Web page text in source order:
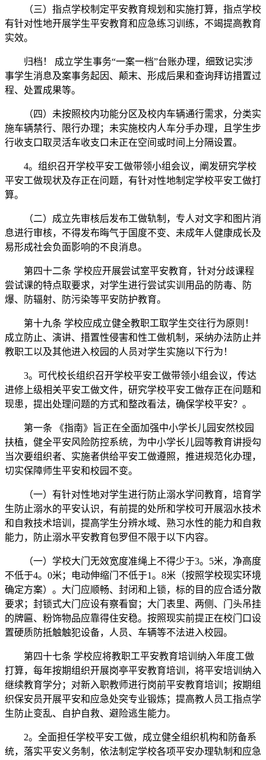
（三）指点学校制定平安教育规划和实施打算，指点学校
有针对性地开展学生平安教育和应急练习训练，不竭提高教育
实效。
归档！ 成立学生事务“一案一档”台账办理，细致记实涉
事学生消息及案事务起因、颠末、形成后果和查询拜访措置过
程、处置成果等。
（四）未按照校内功能分区及校内车辆通行需求，分类实
施车辆禁行、限行办理；未实施校内人车分手办理，且学生步
行收支口取灵活车收支口未正在空间或时间上分隔设置。
4。组织召开学校平安工做带领小组会议，阐发研究学校
平安工做现状及存正在问题，有针对性地制定学校平安工做打
算。
（二）成立先审核后发布工做轨制，专人对文字和图片消
息进行审核，不得发布晦气于国度不变、未成年人健康成长及
易形成社会负面影响的不良消息。
第四十二条 学校应开展尝试室平安教育，针对分歧课程
尝试课的特点取要求，对学生进行尝试实训用品的防毒、防
爆、防辐射、防污染等平安防护教育。
第十九条 学校应成立健全教职工取学生交往行为原则！
成立防止、演讲、措置性侵害和性工做机制，采纳办法防止并
教职工以及其他进入校园的人员对学生实施以下行为！
3。可代校长组织召开学校平安工做带领小组会议，传达
进修上级相关平安工做文件，研究学校平安工做存正在问题和
现患，提出处理问题的方式和整改看法，确保学校平安？。
第一条 《指南》旨正在全面加强中小学长儿园安然校园
扶植，健全平安风险防控系统，为中小学长儿园等教育讲授勾
当次要组织者、实施者供给平安工做遵照，推进规范化办理，
切实保障师生平安和校园不变。
（一）有针对性地对学生进行防止溺水学问教育，培育学
生防止溺水的平安认识，有前提的处所和学校可开展泅水技术
和自救技术培训，提高学生分辨水域、熟习水性的能力和自救
能力，防止溺水平安教育包罗但不限于以下内容。
（一）学校大门无效宽度准绳上不得少于3。5米，净高度
不低于4。0米；电动伸缩门不低于1。8米（按照学校现实环境
确定方案）。大门应顺畅、封闭和上锁，标的目的应合适分散
要求；封锁式大门应设有察看窗；大门表里、两侧、门头吊挂
的牌匾、粉饰物品应靠得住安稳。按照现实前提正在校门口设
置硬质防抵触触犯设备，人员、车辆等不法进入校园。
第四十七条 学校应将教职工平安教育培训纳入年度工做
打算，每年按期组织开展岗亭平安教育培训，将平安培训纳入
继续教育学分；对新入职教师进行岗前平安教育培训；按期组
织保安员开展平安和应急处突专业锻炼；提高教人员工指点学
生防止变乱、自护自救、避险逃生能力。
2。全面担任学校平安工做，成立健全组织机构和防备系
统，落实平安义务制，依法制定学校各项平安办理轨制和应急